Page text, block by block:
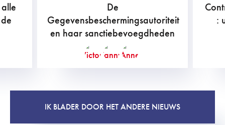
De
Gegevensbeschermingsautoriteit
en haar sanctiebevoegdheden
:
IK BLADER DOOR HET ANDERE NIEUWS